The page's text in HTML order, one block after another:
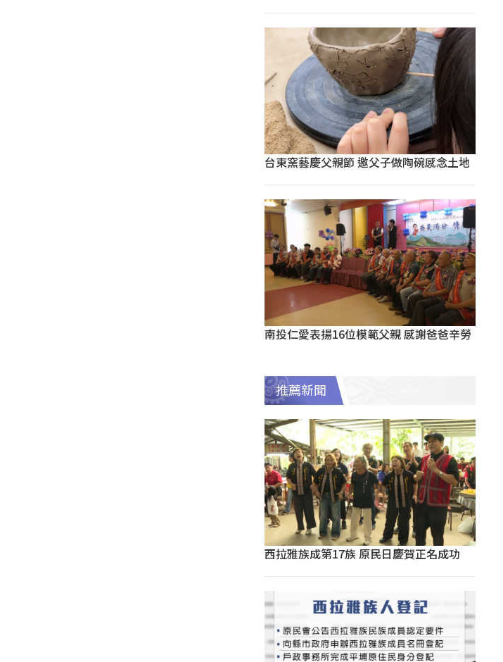
台東窯藝慶父親節 邀父子做陶碗感念土地
南投仁愛表揚16位模範父親 感謝爸爸辛勞
推薦新聞
西拉雅族成第17族 原民日慶賀正名成功